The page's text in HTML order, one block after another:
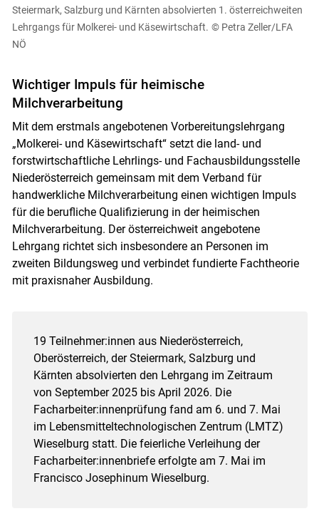
Skip to main content
Steiermark, Salzburg und Kärnten absolvierten 1. österreichweiten
Lehrgangs für Molkerei- und Käsewirtschaft. © Petra Zeller/LFA
NÖ
Wichtiger Impuls für heimische
Milchverarbeitung
Mit dem erstmals angebotenen Vorbereitungslehrgang
„Molkerei- und Käsewirtschaft“ setzt die land- und
forstwirtschaftliche Lehrlings- und Fachausbildungsstelle
Niederösterreich gemeinsam mit dem Verband für
handwerkliche Milchverarbeitung einen wichtigen Impuls
für die berufliche Qualifizierung in der heimischen
Milchverarbeitung. Der österreichweit angebotene
Lehrgang richtet sich insbesondere an Personen im
zweiten Bildungsweg und verbindet fundierte Fachtheorie
mit praxisnaher Ausbildung.
19 Teilnehmer:innen aus Niederösterreich,
Oberösterreich, der Steiermark, Salzburg und
Kärnten absolvierten den Lehrgang im Zeitraum
von September 2025 bis April 2026. Die
Facharbeiter:innenprüfung fand am 6. und 7. Mai
im Lebensmitteltechnologischen Zentrum (LMTZ)
Wieselburg statt. Die feierliche Verleihung der
Facharbeiter:innenbriefe erfolgte am 7. Mai im
Francisco Josephinum Wieselburg.